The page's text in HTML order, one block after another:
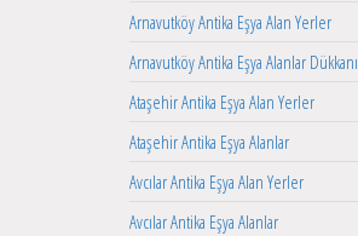
Arnavutköy Antika Eşya Alan Yerler
Arnavutköy Antika Eşya Alanlar Dükkanı
Ataşehir Antika Eşya Alan Yerler
Ataşehir Antika Eşya Alanlar
Avcılar Antika Eşya Alan Yerler
Avcılar Antika Eşya Alanlar